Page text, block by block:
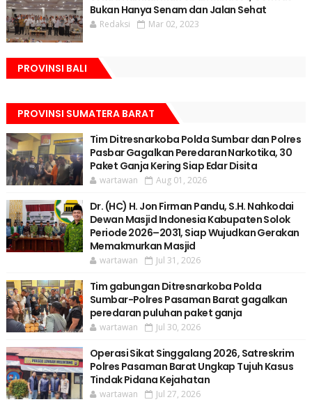
Bukan Hanya Senam dan Jalan Sehat
Redaksi Mar 02, 2023
PROVINSI BALI
PROVINSI SUMATERA BARAT
Tim Ditresnarkoba Polda Sumbar dan Polres
Pasbar Gagalkan Peredaran Narkotika, 30
Paket Ganja Kering Siap Edar Disita
wartawan Aug 01, 2026
Dr. (HC) H. Jon Firman Pandu, S.H. Nahkodai
Dewan Masjid Indonesia Kabupaten Solok
Periode 2026–2031, Siap Wujudkan Gerakan
Memakmurkan Masjid
wartawan Jul 31, 2026
Tim gabungan Ditresnarkoba Polda
Sumbar-Polres Pasaman Barat gagalkan
peredaran puluhan paket ganja
wartawan Jul 30, 2026
Operasi Sikat Singgalang 2026, Satreskrim
Polres Pasaman Barat Ungkap Tujuh Kasus
Tindak Pidana Kejahatan
wartawan Jul 27, 2026